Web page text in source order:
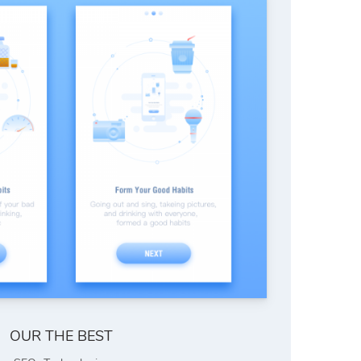
OUR THE BEST